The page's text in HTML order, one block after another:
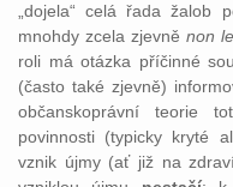
„dojela“ celá řada žalob
mnohdy zcela zjevněnon
roli má otázka příčinné
(často také zjevně)
občanskoprávní teorie
povinnosti (typicky kryté
vznik újmy (ať již na